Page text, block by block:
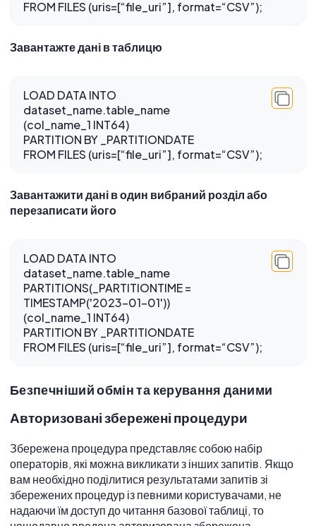
Завантажте дані в таблицю
LOAD DATA INTO
dataset_name.table_name
(col_name_1 INT64)
PARTITION BY _PARTITIONDATE
Завантажити дані в один вибраний розділ або
перезаписати його
LOAD DATA INTO
dataset_name.table_name
PARTITIONS(_PARTITIONTIME =
TIMESTAMP('2023-01-01'))
(col_name_1 INT64)
PARTITION BY _PARTITIONDATE
Безпечніший обмін та керування даними
Авторизовані збережені процедури
Збережена процедура представляє собою набір
операторів, які можна викликати з інших запитів. Якщо
вам необхідно поділитися результатами запитів зі
збережених процедур із певними користувачами, не
надаючи їм доступ до читання базової таблиці, то